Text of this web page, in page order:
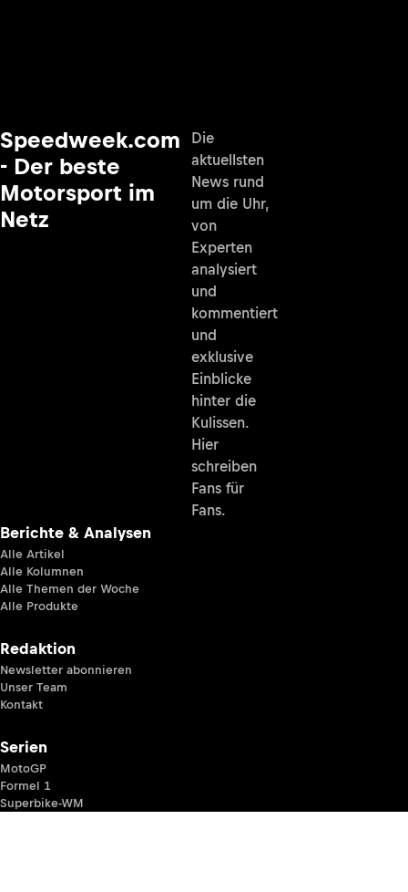
Speedweek.com
- Der beste
Motorsport im
Netz
Die
aktuellsten
News rund
um die Uhr,
von
Experten
analysiert
und
kommentiert
und
exklusive
Einblicke
hinter die
Kulissen.
Hier
schreiben
Fans für
Fans.
Berichte & Analysen
Alle Artikel
Alle Kolumnen
Alle Themen der Woche
Alle Produkte
Redaktion
Newsletter abonnieren
Unser Team
Kontakt
Serien
MotoGP
Formel 1
Superbike-WM